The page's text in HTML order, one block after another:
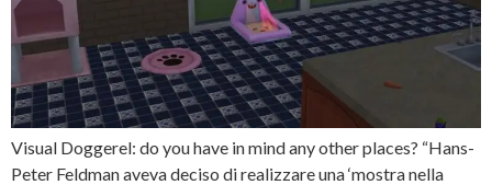
Visual Doggerel: do you have in mind any other places? “Hans-
Peter Feldman aveva deciso di realizzare una ‘mostra nella